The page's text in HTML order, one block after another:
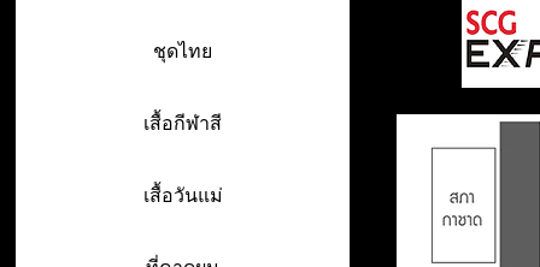
ชุดไทย
เสื้อกีฬาสี
เสื้อวันแม่